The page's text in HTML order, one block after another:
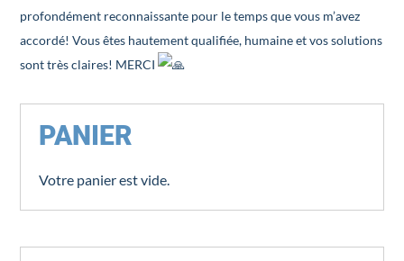
profondément reconnaissante pour le temps que vous m’avez
accordé! Vous êtes hautement qualifiée, humaine et vos solutions
sont très claires! MERCI
PANIER
Votre panier est vide.